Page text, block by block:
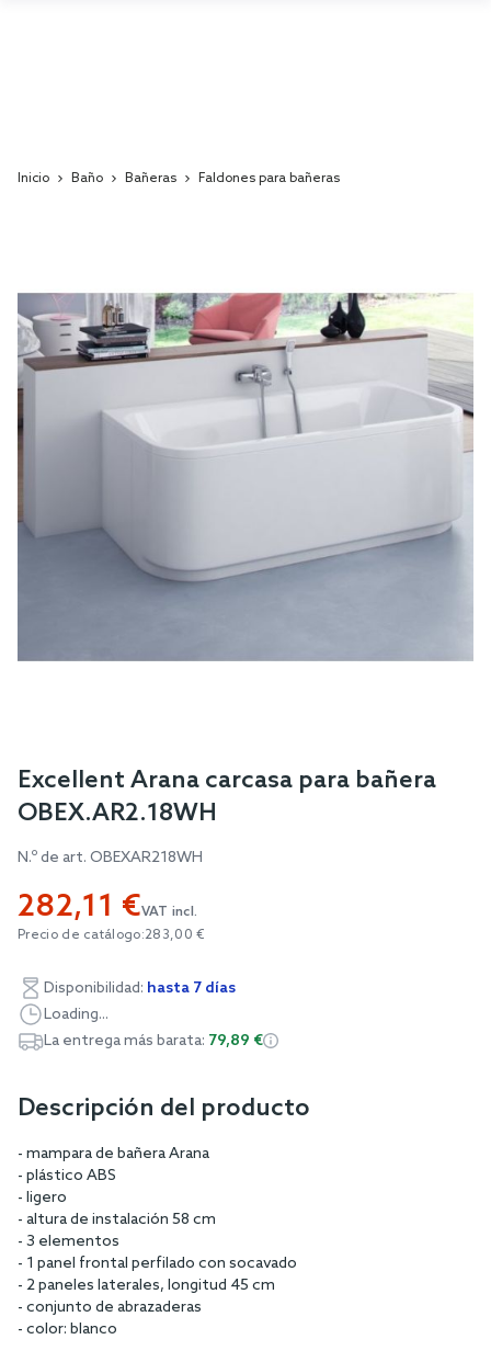
Inicio Baño Bañeras Faldones para bañeras
the
end
of
the
images
Skip
to
beginning
the
images
Excellent Arana carcasa para bañera
OBEX.AR2.18WH
N.º de art. OBEXAR218WH
282,11 €VAT incl.
Precio de catálogo:283,00 €
Disponibilidad: hasta 7 días
Loading...
La entrega más barata: 79,89 €
Descripción del producto
- mampara de bañera Arana
- plástico ABS
- ligero
- altura de instalación 58 cm
- 3 elementos
- 1 panel frontal perfilado con socavado
- 2 paneles laterales, longitud 45 cm
- conjunto de abrazaderas
- color: blanco